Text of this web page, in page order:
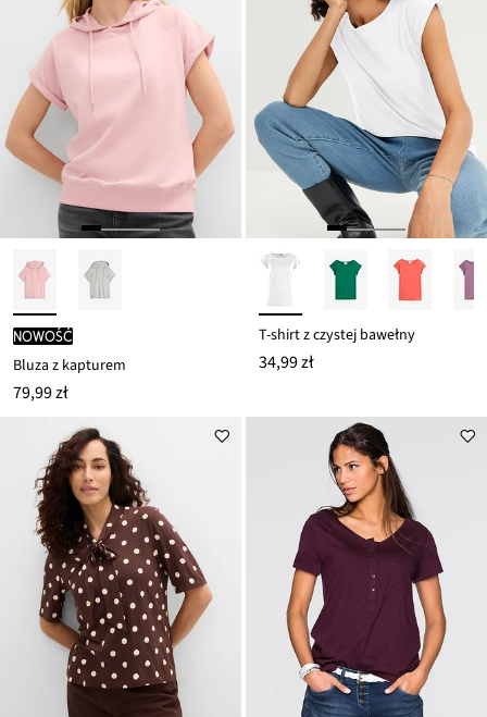
nowość
Bluza z kapturem
79,99 zł
T-shirt z czystej bawełny
34,99 zł